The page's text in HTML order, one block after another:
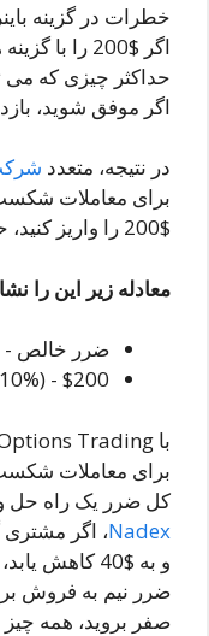
خطرات در گزینه
اگر $200 را
اگر موفق شوید،
در نتیجه، متعدد
برای معاملات
$200 را واریز کنید، حداکثر ضرر شما $180 خواهد بود.
معادله زیر این را
ضرر خالص - تخفیف (10%)
$200 - (10% از $200) = $200 - $20 = $180
برای معاملات
کل ضرر یک راه حل
Nadex
و به $40
ضرر نیم به فروش
صفر بروید، همه